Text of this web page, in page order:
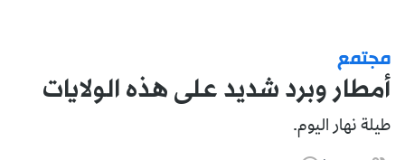
مجتمع
أمطار وبرد شديد على هذه الولايات
طيلة نهار اليوم.